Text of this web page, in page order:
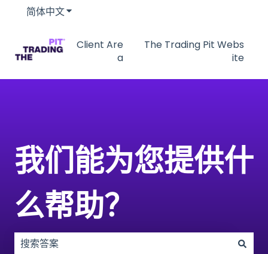
简体中文显示翻译的子菜单
Client Are
a
The Trading Pit Webs
ite
我们能为您提供什
么帮助？